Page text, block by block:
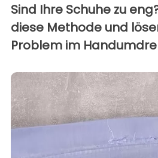
Sind Ihre Schuhe zu
diese Methode und
Problem im